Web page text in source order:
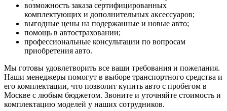
возможность заказа сертифицированных
комплектующих и дополнительных аксессуаров;
выгодные цены на подержанные и новые авто;
помощь в автостраховании;
профессиональные консультации по вопросам
приобретения авто.
Мы готовы удовлетворить все ваши требования и пожелания.
Наши менеджеры помогут в выборе транспортного средства и
его комплектации, что позволит купить авто с пробегом в
Москве с любым бюджетом. Звоните и уточняйте стоимость и
комплектацию моделей у наших сотрудников.